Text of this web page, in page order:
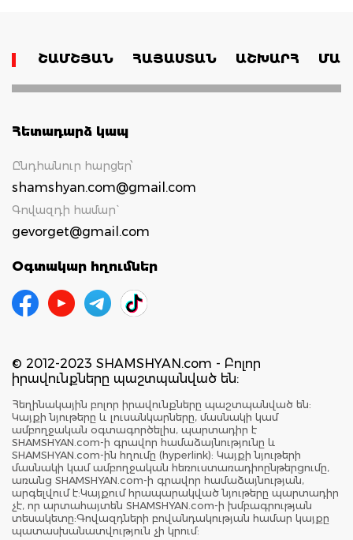
ՇԱՄՇՅԱՆ ՀԱՅԱՍՏԱՆ ԱՇԽԱՐՀ
Հետադարձ կապ
Ընդհանուր հարցեր՝
shamshyan.com@gmail.com
Գովազդի համար`
gevorget@gmail.com
Օգտակար հղումներ
© 2012-2023 SHAMSHYAN.com - Բոլոր
իրավունքները պաշտպանված են:
Հեղինակային բոլոր իրավունքները պաշտպանված են:
Կայքի նյութերը և լուսանկարները, մասնակի կամ
ամբողջական օգտագործելիս, պարտադիր է
SHAMSHYAN.com-ի գրավոր համաձայնությունը և
SHAMSHYAN.com-ին հղումը (hyperlink): Կայքի նյութերի
մասնակի կամ ամբողջական հեռուստառադիոընթերցումը,
առանց SHAMSHYAN.com-ի գրավոր համաձայնության,
արգելվում է:Կայքում հրապարակված նյութերը պարտադիր
չէ, որ արտահայտեն SHAMSHYAN.com-ի խմբագրության
տեսակետը:Գովազդների բովանդակության համար կայքը
պատասխանատվություն չի կրում: